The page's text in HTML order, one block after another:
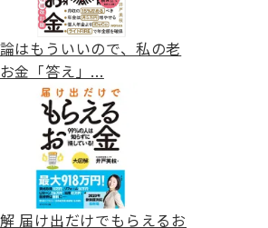
はもういいので、私の老
金「答え」...
届け出だけでもらえるお